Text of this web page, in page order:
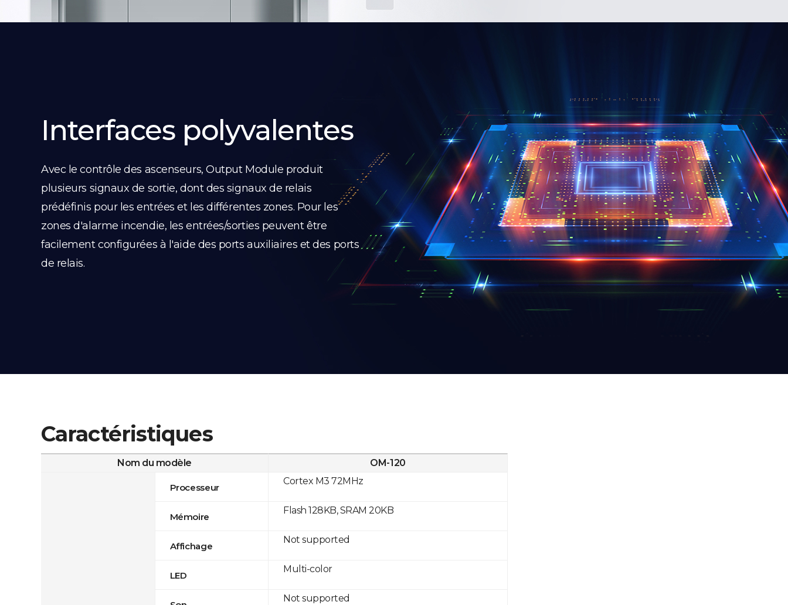
Interfaces polyvalentes
Avec le contrôle des ascenseurs, Output Module produit
plusieurs signaux de sortie, dont des signaux de relais
prédéfinis pour les entrées et les différentes zones. Pour les
zones d'alarme incendie, les entrées/sorties peuvent être
facilement configurées à l'aide des ports auxiliaires et des ports
de relais.
Caractéristiques
Nom du modèle
Processeur
Mémoire
Affichage
LED
OM-120
Cortex M3 72MHz
Flash 128KB, SRAM 20KB
Not supported
Multi-color
Not supported